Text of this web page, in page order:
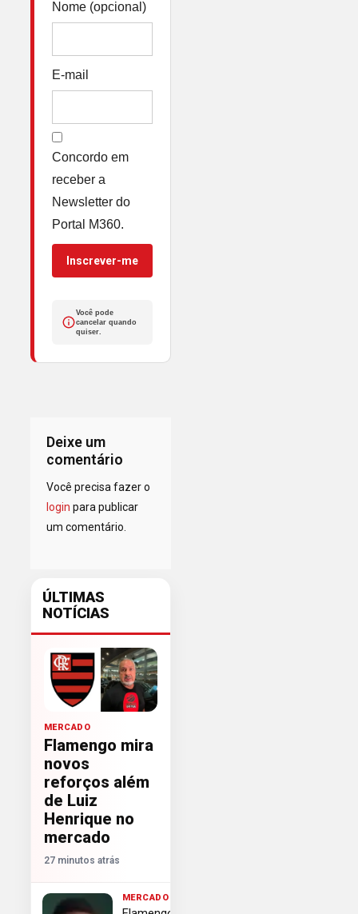
Nome (opcional)
E-mail
Concordo em
receber a
Newsletter do
Portal M360.
Inscrever-me
Você pode
cancelar quando
quiser.
Deixe um
comentário
Você precisa fazer o
login para publicar
um comentário.
ÚLTIMAS
NOTÍCIAS
MERCADO
Flamengo mira
novos
reforços além
de Luiz
Henrique no
mercado
27 minutos atrás
MERCADO